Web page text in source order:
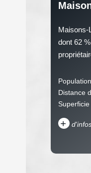
Maisons-
dont 62
Distance
Superficie
+